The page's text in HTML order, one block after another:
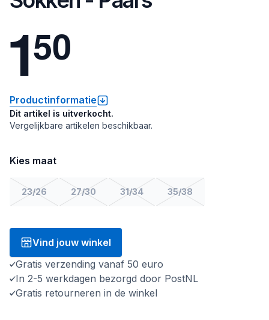
150
Productinformatie
Dit artikel is uitverkocht.
Vergelijkbare artikelen beschikbaar.
Kies maat
23/26 27/30 31/34 35/38
Vind jouw winkel
Gratis verzending vanaf 50 euro
In 2-5 werkdagen bezorgd door PostNL
Gratis retourneren in de winkel